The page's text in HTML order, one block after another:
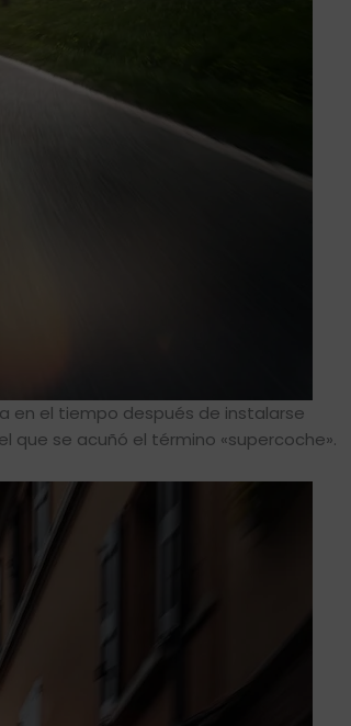
en el tiempo después de instalarse
que se acuñó el término «supercoche».